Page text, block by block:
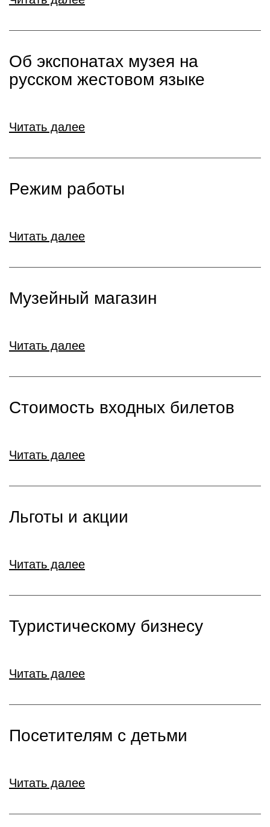
Об экспонатах музея на
русском жестовом языке
Читать далее
Режим работы
Читать далее
Музейный магазин
Читать далее
Стоимость входных билетов
Читать далее
Льготы и акции
Читать далее
Туристическому бизнесу
Читать далее
Посетителям с детьми
Читать далее